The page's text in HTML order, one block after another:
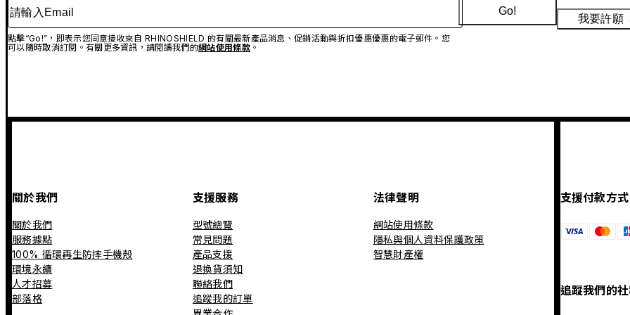
請輸入Email
點擊“Go!”，即表示您同意接收來自 RHINOSHIELD 的有關最新產品消息、促銷活動與折扣優惠優惠的電子郵件。您
可以隨時取消訂閱。有關更多資訊，請閱讀我們的網站使用條款。
Go!
我要許願
關於我們
關於我們
服務據點
100% 循環再生防摔手機殼
環境永續
人才招募
部落格
支援服務
型號總覽
常見問題
產品支援
退換貨須知
聯絡我們
追蹤我的訂單
法律聲明
網站使用條款
隱私與個人資料保護政策
智慧財產權
支援付款方式
追蹤我們的